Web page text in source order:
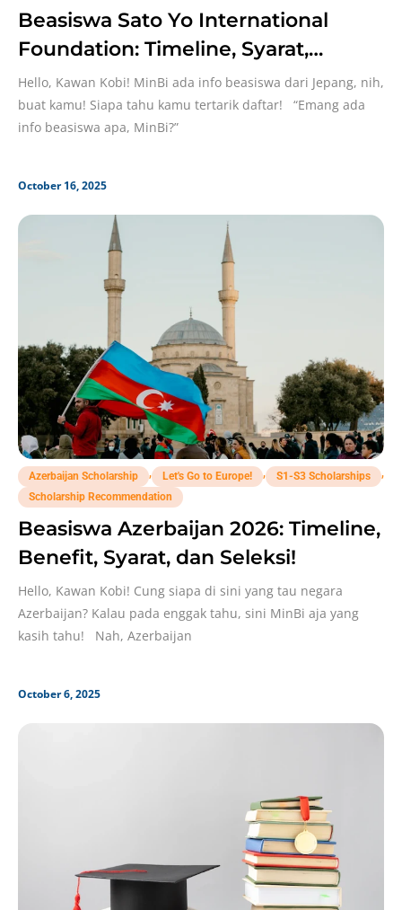
Beasiswa Sato Yo International
Foundation: Timeline, Syarat,
Seleksi
Hello, Kawan Kobi! MinBi ada info beasiswa dari Jepang, nih,
buat kamu! Siapa tahu kamu tertarik daftar! “Emang ada
info beasiswa apa, MinBi?”
October 16, 2025
Azerbaijan Scholarship Let's Go to Europe! S1-S3 Scholarships
Scholarship Recommendation
Beasiswa Azerbaijan 2026: Timeline,
Benefit, Syarat, dan Seleksi!
Hello, Kawan Kobi! Cung siapa di sini yang tau negara
Azerbaijan? Kalau pada enggak tahu, sini MinBi aja yang
kasih tahu! Nah, Azerbaijan
October 6, 2025